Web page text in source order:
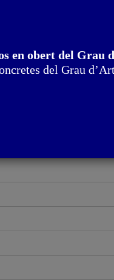
en obert del Grau
del Grau